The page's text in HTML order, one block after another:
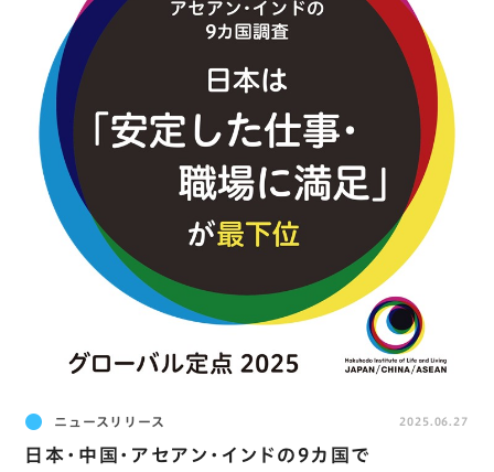
ニュースリリース
日本･中国･アセアン･インドの9カ国で
2025.06.27